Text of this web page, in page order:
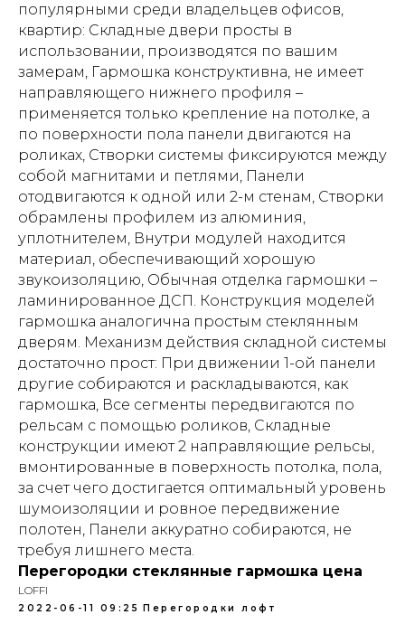
популярными среди владельцев офисов,
квартир: Складные двери просты в
использовании, производятся по вашим
замерам, Гармошка конструктивна, не имеет
направляющего нижнего профиля –
применяется только крепление на потолке, а
по поверхности пола панели двигаются на
роликах, Створки системы фиксируются между
собой магнитами и петлями, Панели
отодвигаются к одной или 2-м стенам, Створки
обрамлены профилем из алюминия,
уплотнителем, Внутри модулей находится
материал, обеспечивающий хорошую
звукоизоляцию, Обычная отделка гармошки –
ламинированное ДСП. Конструкция моделей
гармошка аналогична простым стеклянным
дверям. Механизм действия складной системы
достаточно прост: При движении 1-ой панели
другие собираются и раскладываются, как
гармошка, Все сегменты передвигаются по
рельсам с помощью роликов, Складные
конструкции имеют 2 направляющие рельсы,
вмонтированные в поверхность потолка, пола,
за счет чего достигается оптимальный уровень
шумоизоляции и ровное передвижение
полотен, Панели аккуратно собираются, не
требуя лишнего места.
Перегородки стеклянные гармошка цена
LOFFI
2022-06-11 09:25 Перегородки лофт